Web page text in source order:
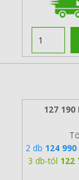
127 190
2 db 124 990
3 db-tól 122